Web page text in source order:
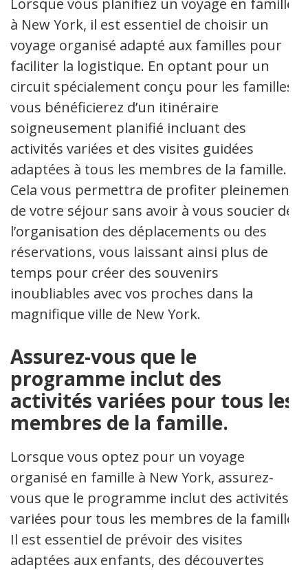
à New York, il est essentiel de choisir un
voyage organisé adapté aux familles pour
faciliter la logistique. En optant pour un
circuit spécialement conçu pour les familles,
vous bénéficierez d’un itinéraire
soigneusement planifié incluant des
activités variées et des visites guidées
adaptées à tous les membres de la famille.
Cela vous permettra de profiter pleinement
de votre séjour sans avoir à vous soucier de
l’organisation des déplacements ou des
réservations, vous laissant ainsi plus de
temps pour créer des souvenirs
inoubliables avec vos proches dans la
magnifique ville de New York.
Assurez-vous que le
programme inclut des
activités variées pour tous les
membres de la famille.
Lorsque vous optez pour un voyage
organisé en famille à New York, assurez-
vous que le programme inclut des activités
variées pour tous les membres de la famille.
Il est essentiel de prévoir des visites
adaptées aux enfants, des découvertes